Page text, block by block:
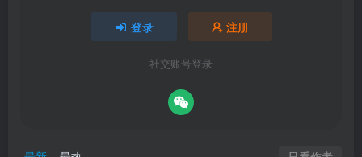
登录 注册
社交账号登录